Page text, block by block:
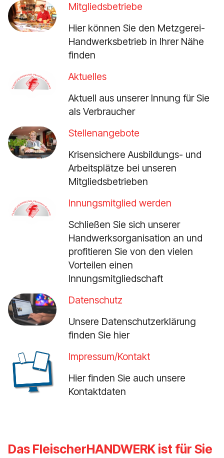
Mitgliedsbetriebe
Hier können Sie den Metzgerei-
Handwerksbetrieb in Ihrer Nähe
finden
Aktuelles
Aktuell aus unserer Innung für Sie
als Verbraucher
Stellenangebote
Krisensichere Ausbildungs- und
Arbeitsplätze bei unseren
Mitgliedsbetrieben
Innungsmitglied werden
Schließen Sie sich unserer
Handwerksorganisation an und
profitieren Sie von den vielen
Vorteilen einen
Innungsmitgliedschaft
Datenschutz
Unsere Datenschutzerklärung
finden Sie hier
Impressum/Kontakt
Hier finden Sie auch unsere
Kontaktdaten
Das FleischerHANDWERK ist für Sie